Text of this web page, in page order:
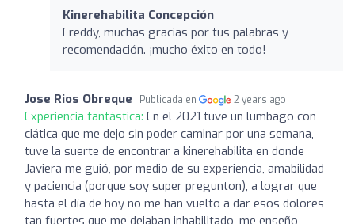
Kinerehabilita Concepción
Freddy, muchas gracias por tus palabras y
recomendación. ¡mucho éxito en todo!
Jose Rios Obreque Publicada en 2 years ago
Experiencia fantástica: En el 2021 tuve un lumbago con
ciática que me dejo sin poder caminar por una semana,
tuve la suerte de encontrar a kinerehabilita en donde
Javiera me guió, por medio de su experiencia, amabilidad
y paciencia (porque soy super pregunton), a lograr que
hasta el día de hoy no me han vuelto a dar esos dolores
tan fuertes que me dejaban inhabilitado, me enseño